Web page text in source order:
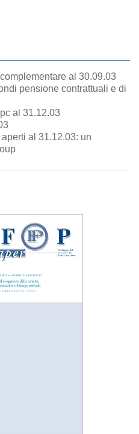
al 30.09.03
pensione contrattuali e di
al 31.12.03
al 31.12.03: un